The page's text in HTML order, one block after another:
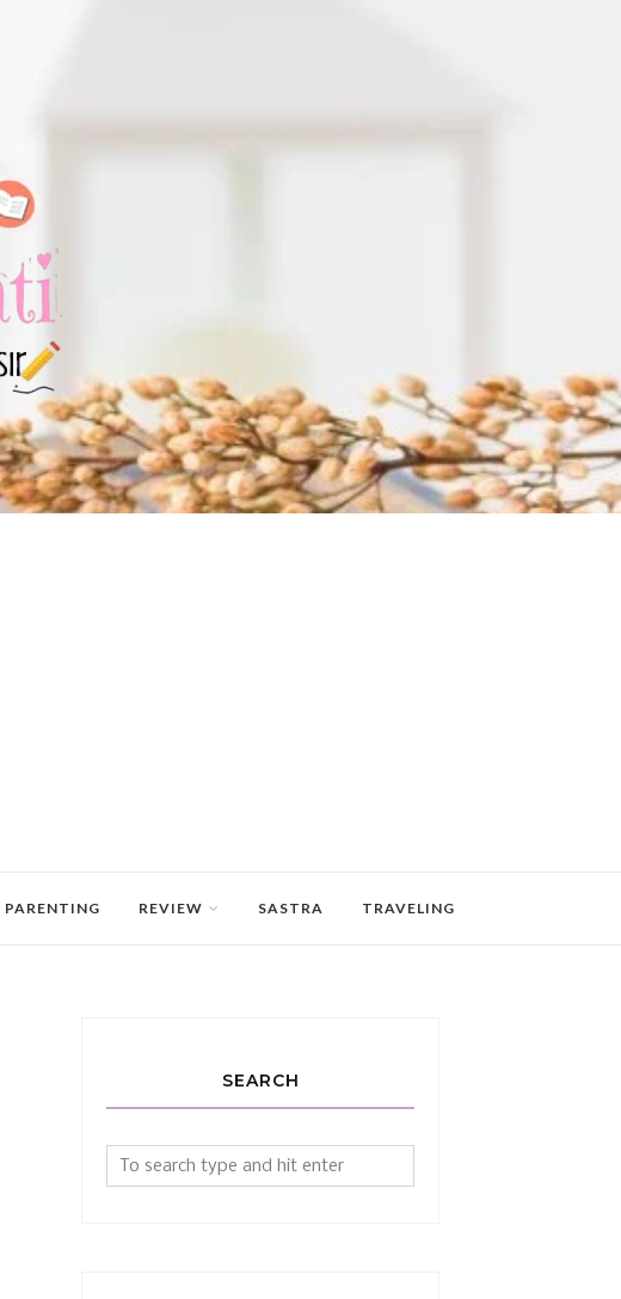
PARENTING REVIEW SASTRA TRAVELING
SEARCH